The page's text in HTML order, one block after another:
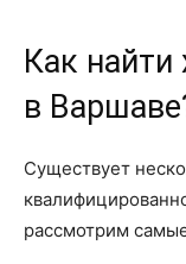
Как найти
в
Существует
рассмотрим